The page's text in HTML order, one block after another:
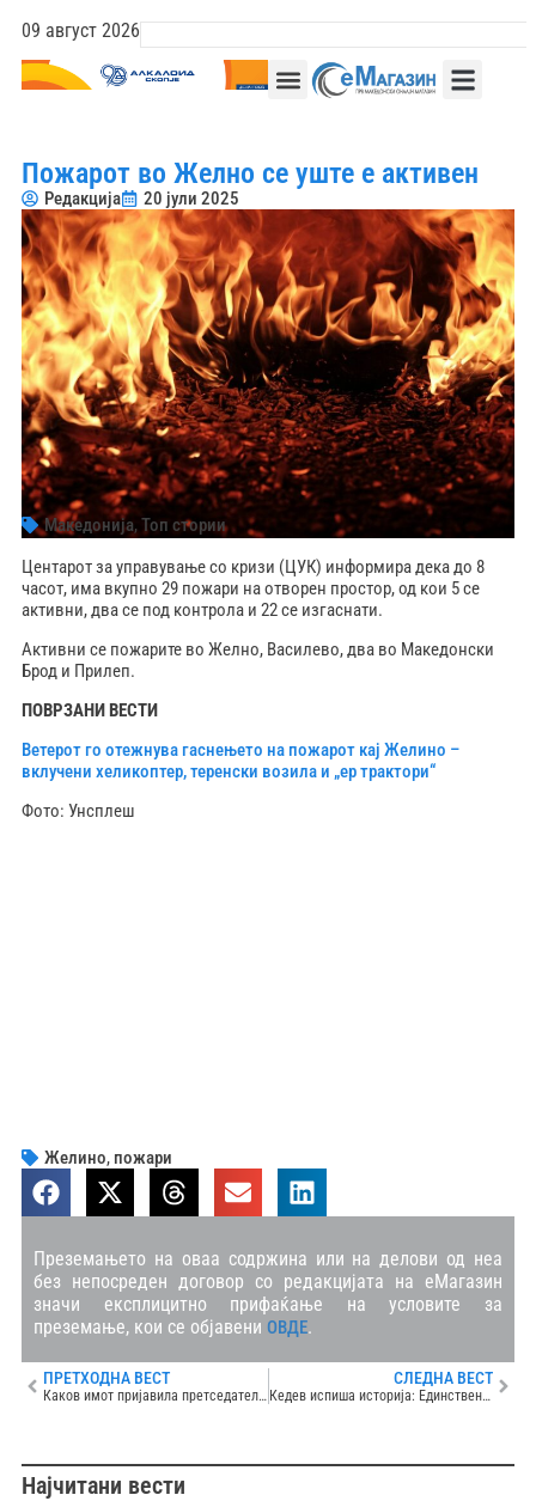
09 август 2026
Пожарот во Желно се уште е активен
Редакција 20 јули 2025
Македонија,Топ стории
Центарот за управување со кризи (ЦУК) информира дека до 8
часот, има вкупно 29 пожари на отворен простор, од кои 5 се
активни, два се под контрола и 22 се изгаснати.
Активни се пожарите во Желно, Василево, два во Македонски
Брод и Прилеп.
ПОВРЗАНИВЕСТИ
Ветерот го отежнува гаснењето на пожарот кај Желино –
вклучени хеликоптер, теренски возила и „ер трактори“
Фото: Унсплеш
Желино, пожари
Преземањето на оваа содржина или на делови од неа
без непосреден договор со редакцијата на еМагазин
значи експлицитно прифаќање на условите за
преземање, кои се објавени ОВДЕ.
ПРЕТХОДНА ВЕСТ
Каков имот пријавила претседателката на Антикорупциска, Димитровска, која е обвинета за „Адитив“
СЛЕДНА ВЕСТ
Кедев испиша историја: Единствениот во регионот кој ги искачи сите 14 врвови во светот, повисоки од 8.000 метри надморска височина
Најчитани вести